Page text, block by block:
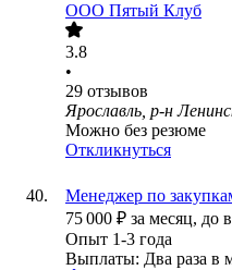
ООО Пятый Клуб
3.8
•
29 отзывов
Ярославль, р-н
Можно без резюме
Откликнуться
Менеджер по
75 000 ₽ за месяц, до
Опыт 1-3 года
Выплаты: Два раза в